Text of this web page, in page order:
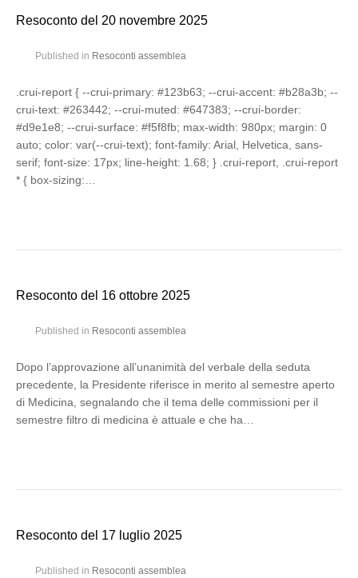
Resoconto del 20 novembre 2025
Published in Resoconti assemblea
.crui-report { --crui-primary: #123b63; --crui-accent: #b28a3b; --
crui-text: #263442; --crui-muted: #647383; --crui-border:
#d9e1e8; --crui-surface: #f5f8fb; max-width: 980px; margin: 0
auto; color: var(--crui-text); font-family: Arial, Helvetica, sans-
serif; font-size: 17px; line-height: 1.68; } .crui-report, .crui-report
* { box-sizing:…
Resoconto del 16 ottobre 2025
Published in Resoconti assemblea
Dopo l’approvazione all’unanimità del verbale della seduta
precedente, la Presidente riferisce in merito al semestre aperto
di Medicina, segnalando che il tema delle commissioni per il
semestre filtro di medicina è attuale e che ha…
Resoconto del 17 luglio 2025
Published in Resoconti assemblea